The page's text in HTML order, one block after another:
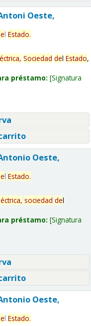
Oeste,
l Estado.
Sociedad del Estado,
préstamo: Signatura
Oeste,
l Estado.
sociedad del
préstamo: Signatura
Oeste,
l Estado.